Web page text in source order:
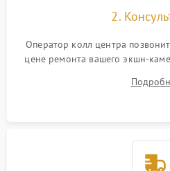
2.
Оператор колл центра
цене ремонта вашего экшн-